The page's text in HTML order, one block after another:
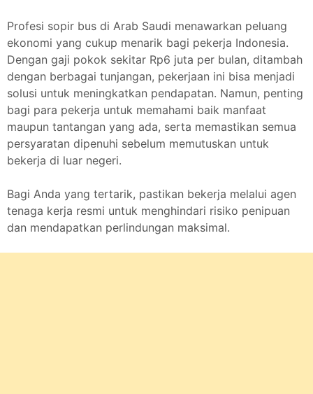
Profesi sopir bus di Arab Saudi menawarkan peluang
ekonomi yang cukup menarik bagi pekerja Indonesia.
Dengan gaji pokok sekitar Rp6 juta per bulan, ditambah
dengan berbagai tunjangan, pekerjaan ini bisa menjadi
solusi untuk meningkatkan pendapatan. Namun, penting
bagi para pekerja untuk memahami baik manfaat
maupun tantangan yang ada, serta memastikan semua
persyaratan dipenuhi sebelum memutuskan untuk
bekerja di luar negeri.
Bagi Anda yang tertarik, pastikan bekerja melalui agen
tenaga kerja resmi untuk menghindari risiko penipuan
dan mendapatkan perlindungan maksimal.